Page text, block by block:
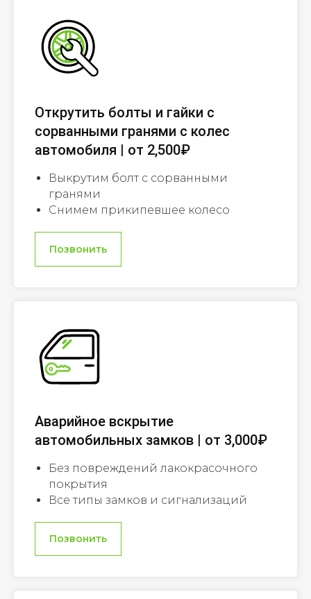
Открутить болты и гайки с
сорванными гранями с колес
автомобиля | от 2,500₽
Выкрутим болт с сорванными
гранями
Снимем прикипевшее колесо
Позвонить
Аварийное вскрытие
автомобильных замков | от 3,000₽
Без повреждений лакокрасочного
покрытия
Все типы замков и сигнализаций
Позвонить